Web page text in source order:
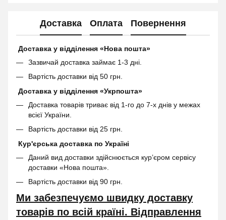
Доставка Оплата Повернення
Доставка у відділення «Нова пошта»
Зазвичай доставка займає 1-3 дні.
Вартість доставки від 50 грн.
Доставка у відділення «Укрпошта»
Доставка товарів триває від 1-го до 7-х днів у межах
всієї України.
Вартість доставки від 25 грн.
Кур'єрська доставка по Україні
Даний вид доставки здійснюється кур’єром сервісу
доставки «Нова пошта».
Вартість доставки від 90 грн.
Ми забезпечуємо швидку доставку
товарів по всій країні. Відправлення